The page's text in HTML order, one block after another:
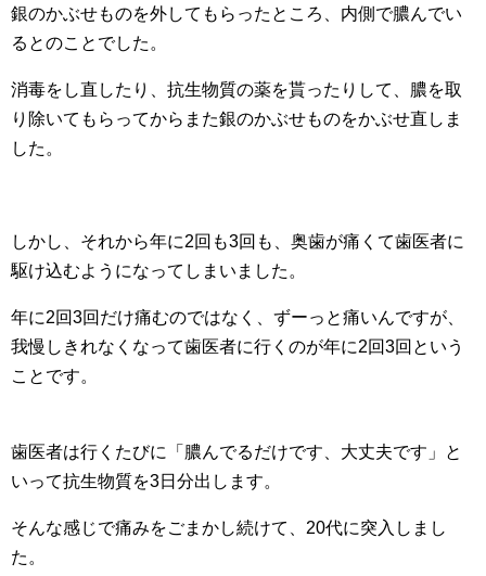
銀のかぶせものを外してもらったところ、内側で膿んでい
るとのことでした。
消毒をし直したり、抗生物質の薬を貰ったりして、膿を取
り除いてもらってからまた銀のかぶせものをかぶせ直しま
した。
しかし、それから年に2回も3回も、奥歯が痛くて歯医者に
駆け込むようになってしまいました。
年に2回3回だけ痛むのではなく、ずーっと痛いんですが、
我慢しきれなくなって歯医者に行くのが年に2回3回という
ことです。
歯医者は行くたびに「膿んでるだけです、大丈夫です」と
いって抗生物質を3日分出します。
そんな感じで痛みをごまかし続けて、20代に突入しまし
た。